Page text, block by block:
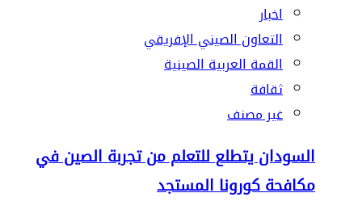
اخبار
التعاون الصيني الإفريقي
القمة العربية الصينية
ثقافة
غير مصنف
السودان يتطلع للتعلم من تجربة الصين في
مكافحة كورونا المستجد